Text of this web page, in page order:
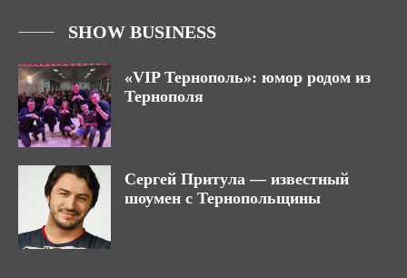
SHOW BUSINESS
«VIP Тернополь»: юмор родом из
Тернополя
Сергей Притула — известный
шоумен с Тернопольщины